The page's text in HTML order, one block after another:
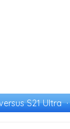
S21 Ultra